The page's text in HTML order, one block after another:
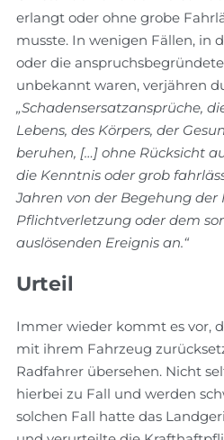
erlangt oder ohne grobe
musste. In wenigen Fällen, in
oder die
unbekannt waren, verjähren
„Schadensersatzansprüche,
Lebens, des Körpers, der
beruhen, […] ohne Rücksicht
die Kenntnis oder grob
Jahren von der Begehung der
Pflichtverletzung oder dem
auslösenden Ereignis an.“
Urteil
Immer wieder kommt es vor,
mit ihrem Fahrzeug
Radfahrer übersehen. Nicht
hierbei zu Fall und werden
solchen Fall hatte das